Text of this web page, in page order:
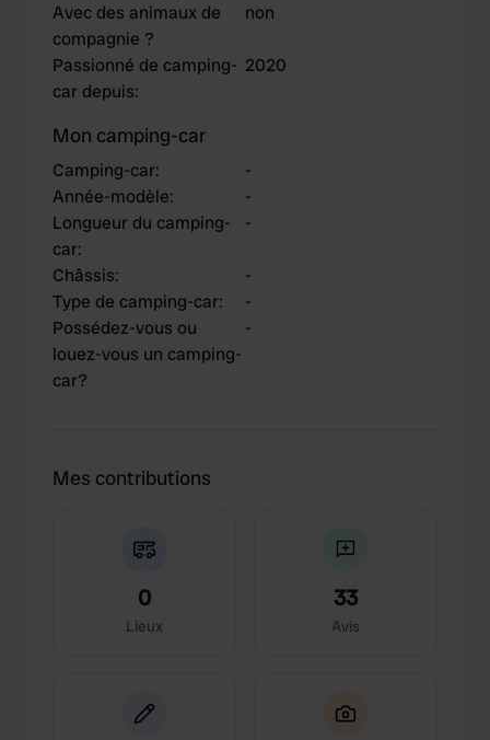
Avec des animaux de
compagnie ?
non
Passionné de camping-
car depuis:
2020
Mon camping-car
Camping-car:
-
Année-modèle:
-
Longueur du camping-
car:
-
Châssis:
-
Type de camping-car:
-
Possédez-vous ou
louez-vous un camping-
car?
-
Mes contributions
0
Lieux
33
Avis